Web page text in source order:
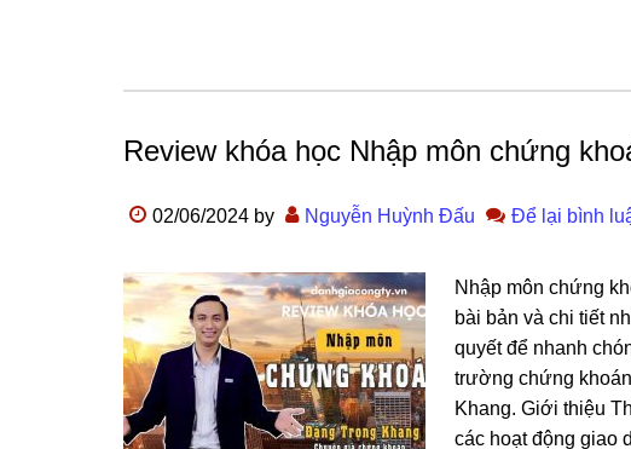
Review khóa học Nhập môn chứng
02/06/2024 by Nguyễn Huỳnh Đấu Để lại bình
Nhập môn chứng
bài bản và chi tiết
quyết để nhanh
trường chứng
Khang. Giới thiệu
các hoạt động giao